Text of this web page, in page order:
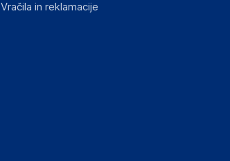
Vračila in reklamacije